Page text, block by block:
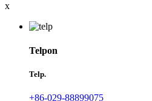
x
Telpon
Telp.
+86-029-88899075